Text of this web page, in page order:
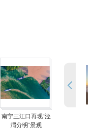
南宁三江口再现“泾
渭分明”景观